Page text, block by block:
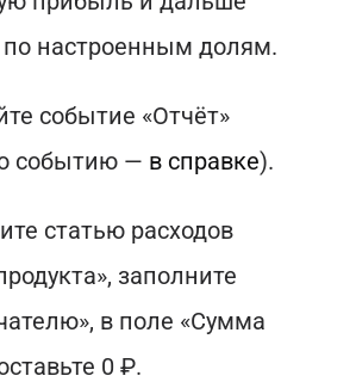
по настроенным долям.
событие «Отчёт»
событию — в справке).
статью расходов
заполните
в поле «Сумма
0 ₽.